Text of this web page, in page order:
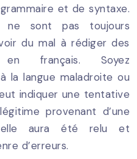
et de syntaxe.
ne sont pas toujours
du mal à rédiger des
en français. Soyez
la langue maladroite ou
indiquer une tentative
provenant d’une
aura été relu et
d’erreurs.